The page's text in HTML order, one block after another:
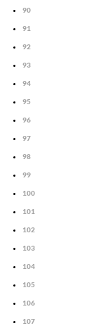
90
91
92
93
94
95
96
97
98
99
100
101
102
103
104
105
106
107